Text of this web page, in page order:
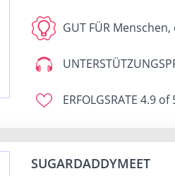
GUT FÜR Menschen,
ERFOLGSRATE 4.9 of
SUGARDADDYMEET